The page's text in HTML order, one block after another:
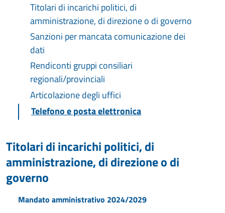
Titolari di incarichi politici, di
amministrazione, di direzione o di governo
Sanzioni per mancata comunicazione dei
dati
Rendiconti gruppi consiliari
regionali/provinciali
Articolazione degli uffici
Telefono e posta elettronica
Titolari di incarichi politici, di
amministrazione, di direzione o di
governo
Mandato amministrativo 2024/2029